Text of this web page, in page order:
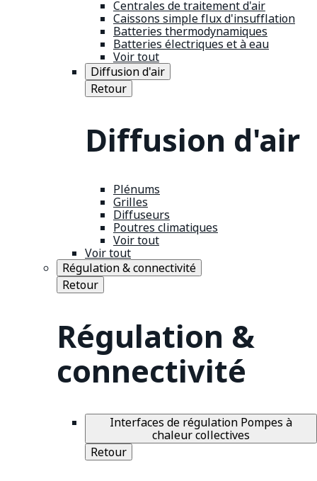
Centrales de traitement d'air
Caissons simple flux d'insufflation
Batteries thermodynamiques
Batteries électriques et à eau
Voir tout
Diffusion d'air
Retour
Diffusion d'air
Plénums
Grilles
Diffuseurs
Poutres climatiques
Voir tout
Voir tout
Régulation & connectivité
Retour
Régulation &
connectivité
Interfaces de régulation Pompes à
chaleur collectives
Retour